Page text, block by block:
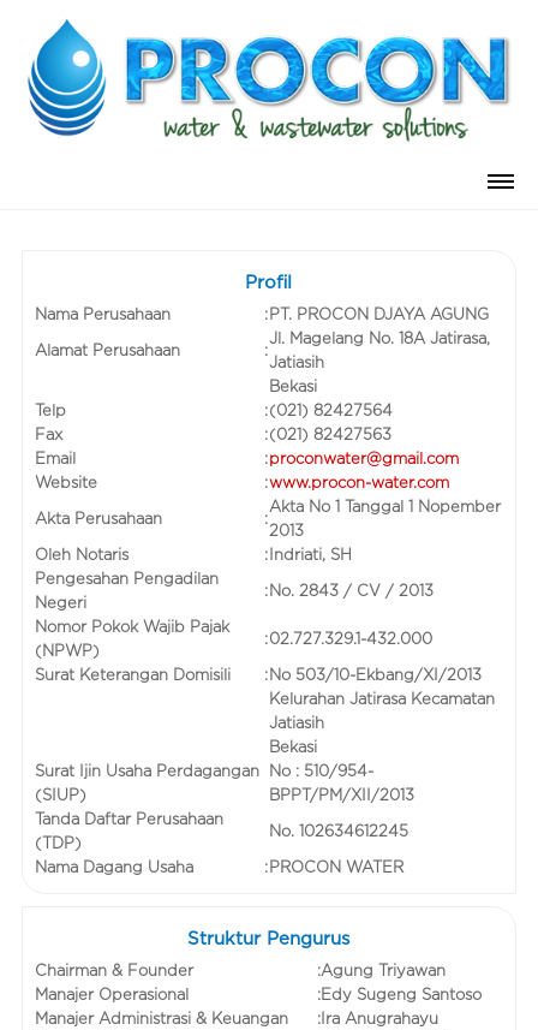
Profil
Nama Perusahaan : PT. PROCON DJAYA AGUNG
Alamat Perusahaan :
Jl. Magelang No. 18A Jatirasa,
Jatiasih
Bekasi
Telp
:(021) 82427564
Fax
:(021) 82427563
Email
:proconwater@gmail.com
Website
:www.procon-water.com
Akta Perusahaan :
Akta No 1 Tanggal 1 Nopember
2013
Oleh Notaris
: Indriati, SH
Pengesahan Pengadilan
Negeri
: No. 2843 / CV / 2013
Nomor Pokok Wajib Pajak
(NPWP)
:02.727.329.1-432.000
Surat Keterangan Domisili : No 503/10-Ekbang/XI/2013
Kelurahan Jatirasa Kecamatan
Jatiasih
Bekasi
Surat Ijin Usaha Perdagangan
(SIUP)
No : 510/954-
BPPT/PM/XII/2013
Tanda Daftar Perusahaan
(TDP)
No. 102634612245
Nama Dagang Usaha : PROCON WATER
Struktur Pengurus
Chairman & Founder :Agung Triyawan
Manajer Operasional
:Edy Sugeng Santoso
Manajer Administrasi & Keuangan
: Ira Anugrahayu